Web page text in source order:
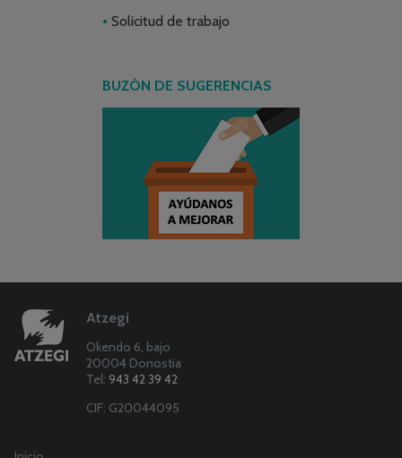
Solicitud de trabajo
BUZÓN DE SUGERENCIAS
Atzegi
Okendo 6, bajo
20004 Donostia
Tel: 943 42 39 42
CIF: G20044095